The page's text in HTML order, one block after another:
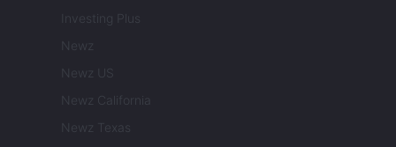
Investing Plus
Newz
Newz US
Newz California
Newz Texas